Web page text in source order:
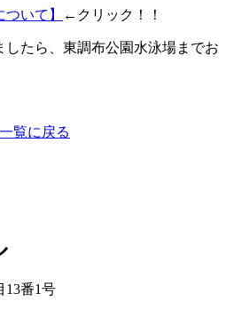
いて】 ←クリック！！
たら、東調布公園水泳場までお
一覧に戻る
13番1号